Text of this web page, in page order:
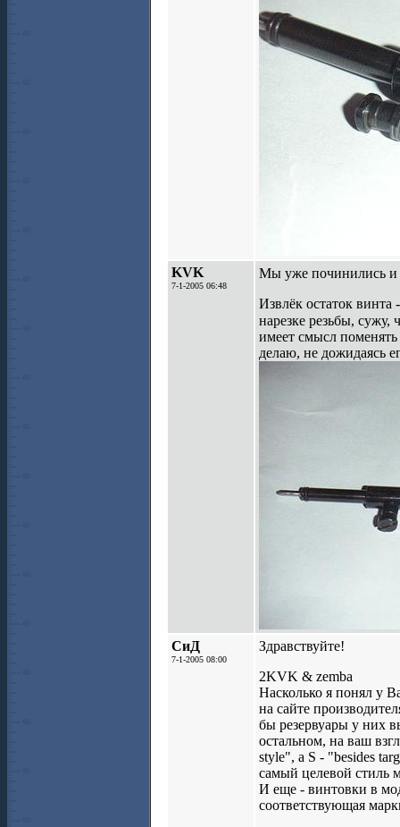
KVK
7-1-2005 06:48
Мы уже починились и
Извлёк остаток
нарезке резьбы,
имеет смысл
делаю, не дожидаясь
СиД
7-1-2005 08:00
Здравствуйте!
2KVK & zemba
Насколько я понял у
на сайте
бы резервуары у них
остальном, на ваш
style", а S - "besides
самый целевой стиль
И еще - винтовки в
соответствующая